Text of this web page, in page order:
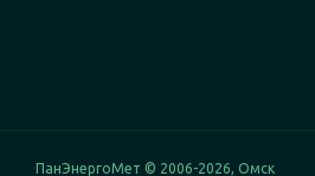
ПанЭнергоМет © 2006-2026, Омск